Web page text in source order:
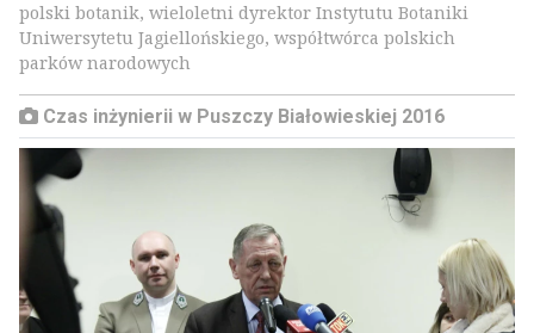
polski botanik, wieloletni dyrektor Instytutu Botaniki
Uniwersytetu Jagiellońskiego, współtwórca polskich
parków narodowych
Czas inżynierii w Puszczy Białowieskiej 2016